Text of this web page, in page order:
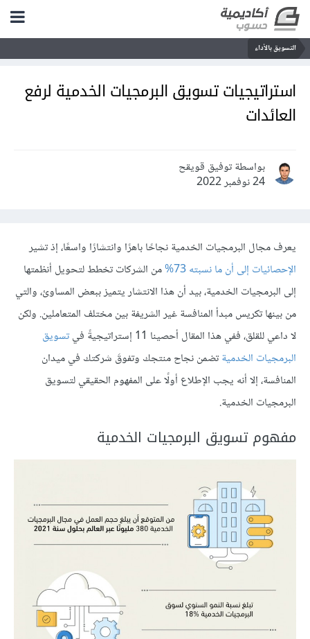
التسويق بالأداء
استراتيجيات تسويق البرمجيات الخدمية لرفع
العائدات
بواسطة توفيق قويقح
24 نوفمبر 2022
يعرف مجال البرمجيات الخدمية نجاحًا باهرًا وانتشارًا واسعًا، إذ تشير
الإحصائيات إلى أن ما نسبته 73%
من الشركات تخطط لتحويل أنظمتها
إلى البرمجيات الخدمية، بيد أن هذا الانتشار يتميز ببعض المساوئ، والتي
من بينها تكريس مبدأ المنافسة غير الشريفة بين مختلف المتعاملين. ولكن
لا داعي للقلق، ففي هذا المقال أحصينا 11 إستراتيجيةً في
تسويق
البرمجيات الخدميةتضمن نجاح منتجك وتفوقَ شركتك في ميدان
المنافسة، إلا أنه يجب الإطلاع أولًا على المفهوم الحقيقي لتسويق
البرمجيات الخدمية.
مفهوم تسويق البرمجيات الخدمية